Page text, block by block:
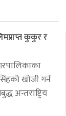
कुकुर र
खोजी गर्न
अन्तराष्ट्रिय